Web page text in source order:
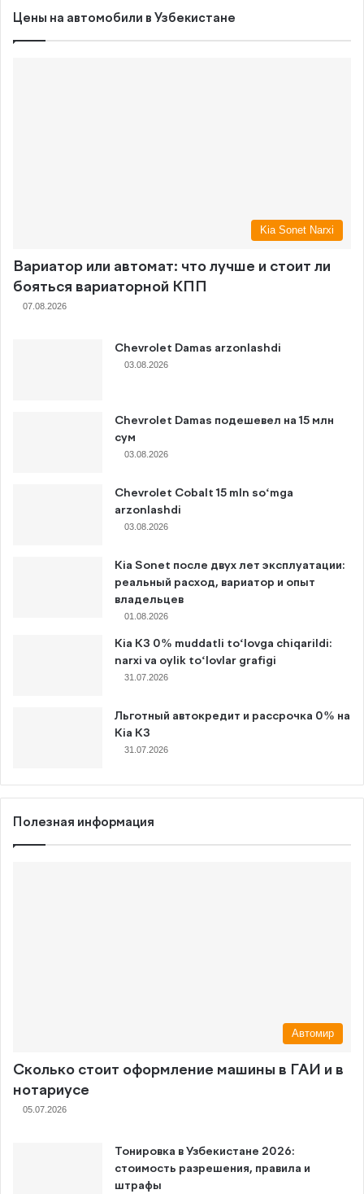
Цены на автомобили в Узбекистане
Kia Sonet Narxi
Вариатор или автомат: что лучше и стоит ли
бояться вариаторной КПП
07.08.2026
Chevrolet Damas arzonlashdi
03.08.2026
Chevrolet Damas подешевел на 15 млн
сум
03.08.2026
Chevrolet Cobalt 15 mln so‘mga
arzonlashdi
03.08.2026
Kia Sonet после двух лет эксплуатации:
реальный расход, вариатор и опыт
владельцев
01.08.2026
Kia K3 0% muddatli to‘lovga chiqarildi:
narxi va oylik to‘lovlar grafigi
31.07.2026
Льготный автокредит и рассрочка 0% на
Kia K3
31.07.2026
Полезная информация
Автомир
Сколько стоит оформление машины в ГАИ и в
нотариусе
05.07.2026
Тонировка в Узбекистане 2026:
стоимость разрешения, правила и
штрафы